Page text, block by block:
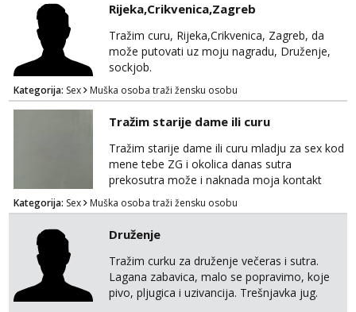
Rijeka,Crikvenica,Zagreb
Tražim curu, Rijeka,Crikvenica, Zagreb, da
može putovati uz moju nagradu, Druženje,
sockjob.
Kategorija: Sex Muška osoba traži žensku osobu
Tražim starije dame ili curu
Tražim starije dame ili curu mladju za sex kod
mene tebe ZG i okolica danas sutra
prekosutra može i naknada moja kontakt
WhatsApp SMS poziv prednosti imaju starije
091 2504 794
Kategorija: Sex Muška osoba traži žensku osobu
Druženje
Tražim curku za druženje večeras i sutra.
Lagana zabavica, malo se popravimo, koje
pivo, pljugica i uzivancija. Trešnjavka jug.